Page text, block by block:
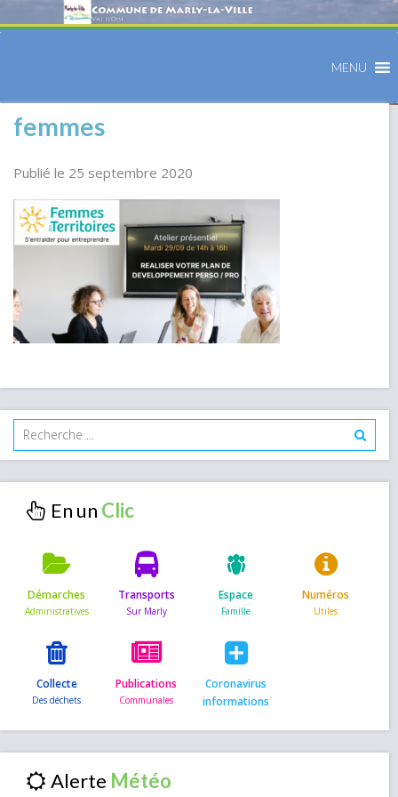
MENU
femmes
Publié le 25 septembre 2020
En un
Démarches Transports Espace Numéros
Collecte Publications
Coronavirus
informations
Alerte